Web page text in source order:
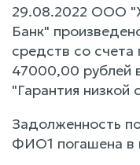
29.08.2022 ООО
Банк"
средств со счета
47000,00 рублей
"Гарантия низкой
Задолженность
ФИО1 погашена в